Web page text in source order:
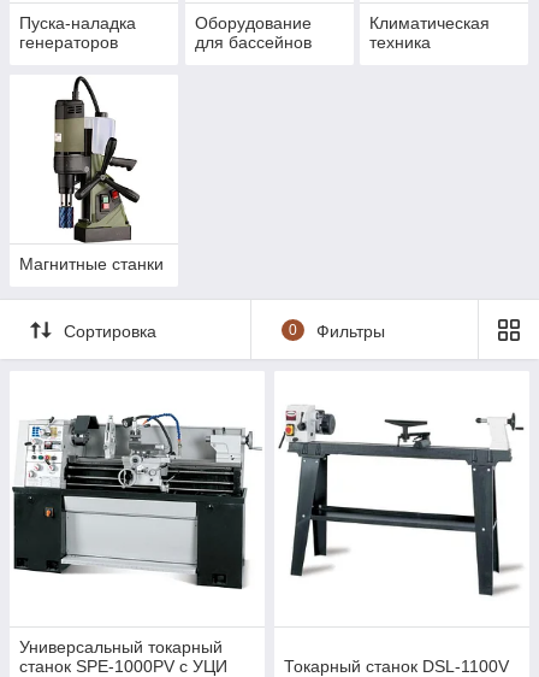
Пуска-наладка
генераторов
Оборудование
для бассейнов
Климатическая
техника
Магнитные станки
Сортировка 0 Фильтры
Универсальный токарный
станок SPE-1000PV с УЦИ
Токарный станок DSL-1100V